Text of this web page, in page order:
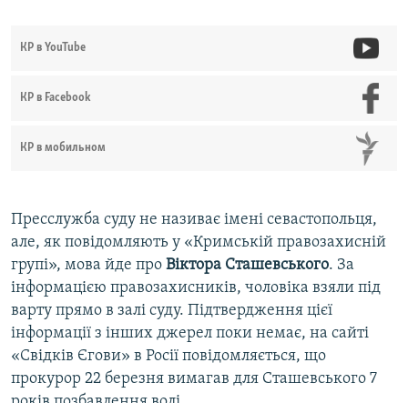
КР в YouTube
КР в Facebook
КР в мобильном
Пресслужба суду не називає імені севастопольця,
але, як повідомляють у «Кримській правозахисній
групі», мова йде про Віктора Сташевського. За
інформацією правозахисників, чоловіка взяли під
варту прямо в залі суду. Підтвердження цієї
інформації з інших джерел поки немає, на сайті
«Свідків Єгови» в Росії повідомляється, що
прокурор 22 березня вимагав для Сташевського 7